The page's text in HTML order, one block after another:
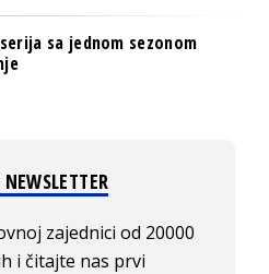
sa jednom sezonom
zajednici od 20000
i čitajte nas prvi